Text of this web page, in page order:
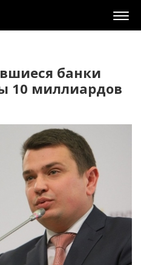
банки
10 миллиардов